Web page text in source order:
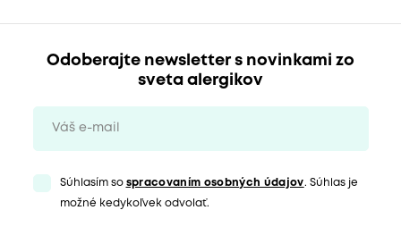
Odoberajte newsletter s novinkami zo
sveta alergikov
Súhlasím so spracovaním osobných údajov. Súhlas je
možné kedykoľvek odvolať.